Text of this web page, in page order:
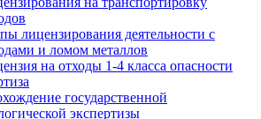
лицензирования деятельности с
и ломом металлов
на отходы 1-4 класса опасности
государственной
экспертизы